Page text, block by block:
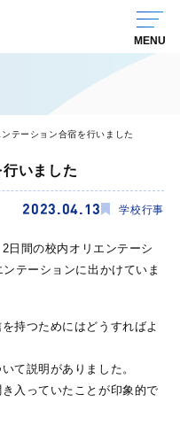
テーション合宿を行いました
いました
2023.04.13 学校行事
日間の校内オリエンテーシ
テーションに出かけていま
持つためにはどうすればよ
て説明がありました。
入っていたことが印象的で